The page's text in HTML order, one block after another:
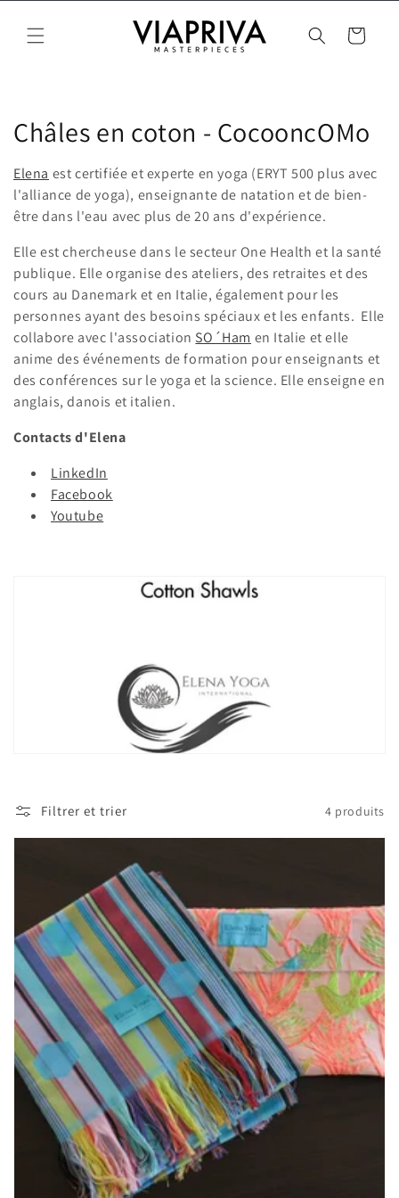
Passer
contenu
Panier
C
o
l
e
c
t
i
o
n
Châles en coton - CocooncOMo
Elena est certifiée et experte en yoga (ERYT 500 plus avec
l'alliance de yoga), enseignante de natation et de bien-
être dans l'eau avec plus de 20 ans d'expérience.
Elle est chercheuse dans le secteur One Health et la santé
publique. Elle organise des ateliers, des retraites et des
cours au Danemark et en Italie, également pour les
personnes ayant des besoins spéciaux et les enfants. Elle
collabore avec l'association SO´Ham en Italie et elle
anime des événements de formation pour enseignants et
des conférences sur le yoga et la science. Elle enseigne en
anglais, danois et italien.
Contacts d'Elena
LinkedIn
Facebook
Youtube
Filtrer et trier 4 produits